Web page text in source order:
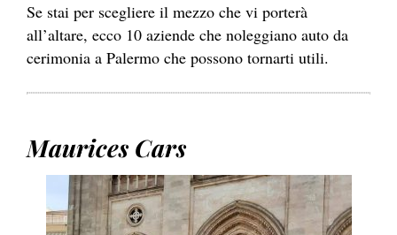
Se stai per scegliere il mezzo che vi porterà
all’altare, ecco 10 aziende che noleggiano auto da
cerimonia a Palermo che possono tornarti utili.
Maurices Cars